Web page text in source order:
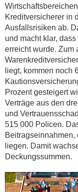
Kreditversicherer in
Ausfallsrisiken ab.
und macht klar,
erreicht wurde. Zum
liegt, kommen noch
Prozent gesteigert
Verträge aus den
und
515 000 Policen.
liegen. Damit
Deckungssummen.